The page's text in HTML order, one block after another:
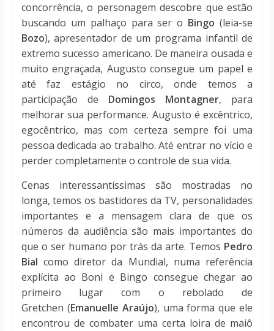
concorrência, o personagem descobre que estão
buscando um palhaço para ser o Bingo (leia-se
Bozo), apresentador de um programa infantil de
extremo sucesso americano. De maneira ousada e
muito engraçada, Augusto consegue um papel e
até faz estágio no circo, onde temos a
participação de Domingos Montagner, para
melhorar sua performance. Augusto é excêntrico,
egocêntrico, mas com certeza sempre foi uma
pessoa dedicada ao trabalho. Até entrar no vício e
perder completamente o controle de sua vida.
Cenas interessantíssimas são mostradas no
longa, temos os bastidores da TV, personalidades
importantes e a mensagem clara de que os
números da audiência são mais importantes do
que o ser humano por trás da arte. Temos Pedro
Bial como diretor da Mundial, numa referência
explícita ao Boni e Bingo consegue chegar ao
primeiro lugar com o rebolado de
Gretchen (Emanuelle Araújo), uma forma que ele
encontrou de combater uma certa loira de maiô